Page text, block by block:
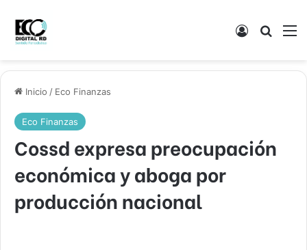
Acceso
Inicio / Eco Finanzas
Eco Finanzas
Cossd expresa preocupación
económica y aboga por
producción nacional